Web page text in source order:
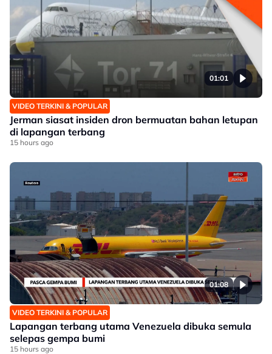
01:01
VIDEO TERKINI & POPULAR
Jerman siasat insiden dron bermuatan bahan letupan
di lapangan terbang
15 hours ago
01:08
VIDEO TERKINI & POPULAR
Lapangan terbang utama Venezuela dibuka semula
selepas gempa bumi
15 hours ago